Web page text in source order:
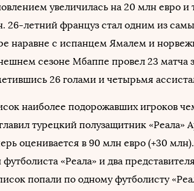
увеличилась на 20 млн евро и
26-летний француз стал одним из
наравне с испанцем Ямалем и
сезоне Мбаппе провел 23 матча
26 голами и четырьмя
наиболее подорожавших игроков
турецкий полузащитник «Реала»
оценивается в 90 млн евро (+30
футболиста «Реала» и два
попали по одному футболисту